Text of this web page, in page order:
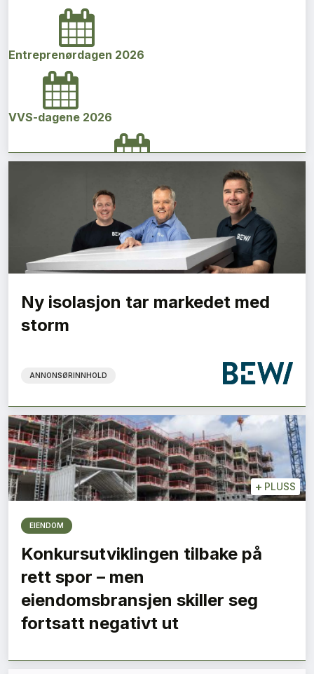
Entreprenørdagen 2026
VVS-dagene 2026
Norges bygg- og eiendomskonferanse 2026
Vi Bygger Vestland 2026
Byggenæringens Klimakonferanse 2026
Ny isolasjon tar markedet med
storm
ANNONSØRINNHOLD
+ PLUSS
EIENDOM
Konkursutviklingen tilbake på
rett spor – men
eiendomsbransjen skiller seg
fortsatt negativt ut